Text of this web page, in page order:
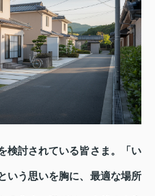
検討されている皆さま。「い
いう思いを胸に、最適な場所